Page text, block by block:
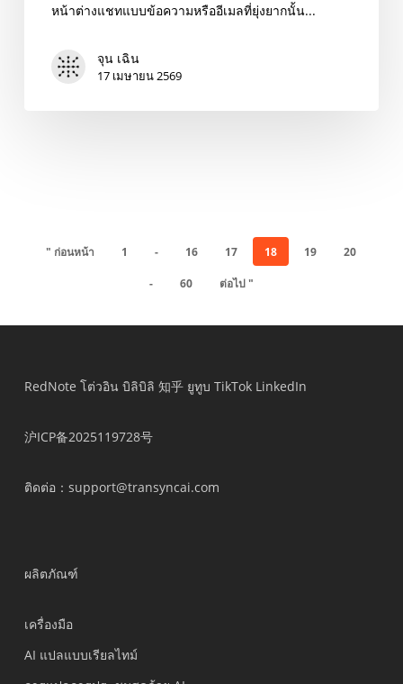
หน้าต่างแชทแบบข้อความหรืออีเมลที่ยุ่งยากนั้น...
จุน เฉิน
17 เมษายน 2569
" ก่อนหน้า 1 - 16 17 18 19 20
- 60 ต่อไป "
RedNote โต่วอิน บิลิบิลิ 知乎 ยูทูบ TikTok LinkedIn
沪ICP备2025119728号
ติดต่อ：support@transyncai.com
ผลิตภัณฑ์
เครื่องมือ
AI แปลแบบเรียลไทม์